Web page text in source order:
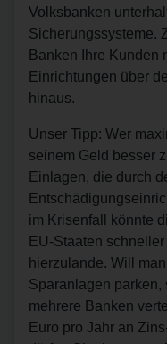
Volksbanken
Sicherungssysteme.
Banken Ihre Kunden
Einrichtungen über
hinaus.
Unser Tipp: Wer
seinem Geld besser
Einlagen, die durch
im Krisenfall könnte
EU-Staaten
hierzulande. Will
Sparanlagen
mehrere Banken
Euro pro Jahr an